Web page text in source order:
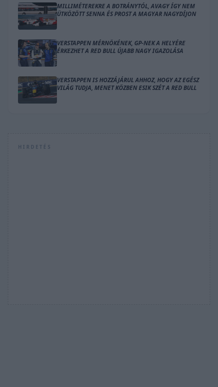
MILLIMÉTEREKRE A BOTRÁNYTÓL, AVAGY ÍGY NEM
ÜTKÖZÖTT SENNA ÉS PROST A MAGYAR NAGYDÍJON
VERSTAPPEN MÉRNÖKÉNEK, GP-NEK A HELYÉRE
ÉRKEZHET A RED BULL ÚJABB NAGY IGAZOLÁSA
VERSTAPPEN IS HOZZÁJÁRUL AHHOZ, HOGY AZ EGÉSZ
VILÁG TUDJA, MENET KÖZBEN ESIK SZÉT A RED BULL
HIRDETÉS